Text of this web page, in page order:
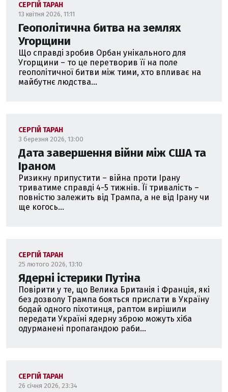
СЕРГІЙ ТАРАН
13 квітня 2026, 11:11
Геополітична битва на землях
Угорщини
Що справді зробив Орбан унікального для
Угорщини – то це перетворив її на поле
геополітичної битви між тими, хто впливає на
майбутнє людства...
СЕРГІЙ ТАРАН
3 березня 2026, 13:00
Дата завершення війни між США та
Іраном
Ризикну припустити – війна проти Ірану
триватиме справді 4-5 тижнів. Її тривалість –
повністю залежить від Трампа, а не від Ірану чи
ще когось...
СЕРГІЙ ТАРАН
25 лютого 2026, 13:10
Ядерні істерики Путіна
Повірити у те, що Велика Британія і Франція, які
без дозволу Трампа бояться прислати в Україну
бодай одного піхотинця, раптом вирішили
передати Україні ядерну зброю можуть хіба
одурманені пропагандою раби...
СЕРГІЙ ТАРАН
26 січня 2026, 23:34